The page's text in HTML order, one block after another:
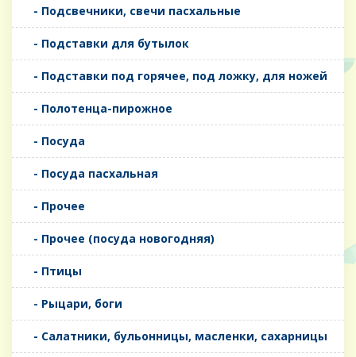
- Подсвечники, свечи пасхальные
- Подставки для бутылок
- Подставки под горячее, под ложку, для ножей
- Полотенца-пирожное
- Посуда
- Посуда пасхальная
- Прочее
- Прочее (посуда новогодняя)
- Птицы
- Рыцари, боги
- Салатники, бульонницы, масленки, сахарницы